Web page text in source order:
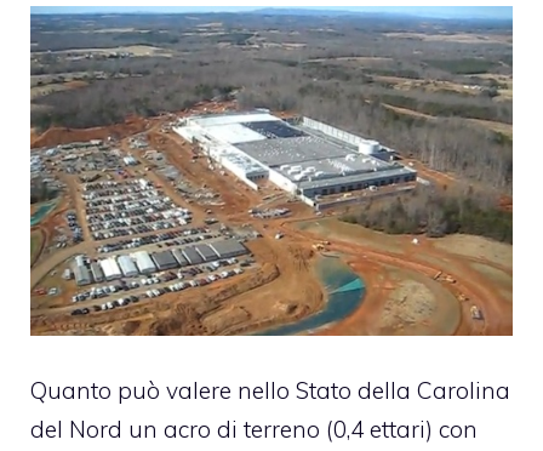
Quanto può valere nello Stato della Carolina
del Nord un acro di terreno (0,4 ettari) con